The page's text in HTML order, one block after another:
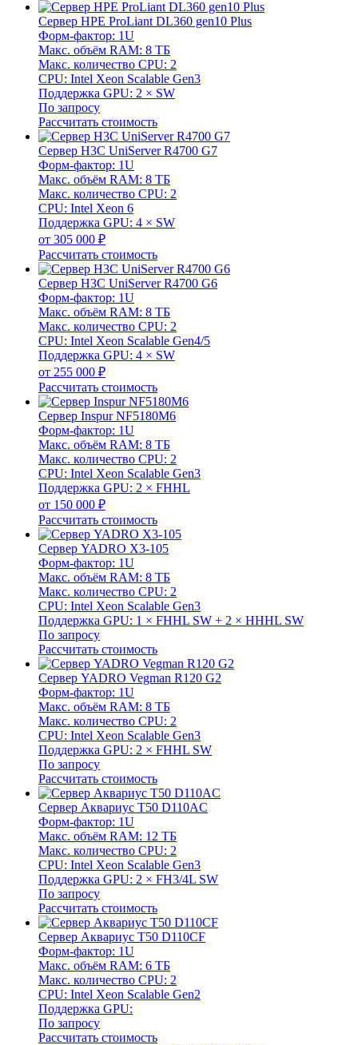
Сервер HPE ProLiant DL360 gen10 Plus
Форм-фактор: 1U
Макс. объём RAM: 8 ТБ
Макс. количество CPU: 2
CPU: Intel Xeon Scalable Gen3
Поддержка GPU: 2 × SW
По запросу
Рассчитать стоимость
Сервер H3C UniServer R4700 G7
Форм-фактор: 1U
Макс. объём RAM: 8 ТБ
Макс. количество CPU: 2
CPU: Intel Xeon 6
Поддержка GPU: 4 × SW
от 305 000 ₽
Рассчитать стоимость
Сервер H3C UniServer R4700 G6
Форм-фактор: 1U
Макс. объём RAM: 8 ТБ
Макс. количество CPU: 2
CPU: Intel Xeon Scalable Gen4/5
Поддержка GPU: 4 × SW
от 255 000 ₽
Рассчитать стоимость
Сервер Inspur NF5180M6
Форм-фактор: 1U
Макс. объём RAM: 8 ТБ
Макс. количество CPU: 2
CPU: Intel Xeon Scalable Gen3
Поддержка GPU: 2 × FHHL
от 150 000 ₽
Рассчитать стоимость
Сервер YADRO X3-105
Форм-фактор: 1U
Макс. объём RAM: 8 ТБ
Макс. количество CPU: 2
CPU: Intel Xeon Scalable Gen3
Поддержка GPU: 1 × FHHL SW + 2 × HHHL SW
По запросу
Рассчитать стоимость
Сервер YADRO Vegman R120 G2
Форм-фактор: 1U
Макс. объём RAM: 8 ТБ
Макс. количество CPU: 2
CPU: Intel Xeon Scalable Gen3
Поддержка GPU: 2 × FHHL SW
По запросу
Рассчитать стоимость
Сервер Аквариус T50 D110AC
Форм-фактор: 1U
Макс. объём RAM: 12 ТБ
Макс. количество CPU: 2
CPU: Intel Xeon Scalable Gen3
Поддержка GPU: 2 × FH3/4L SW
По запросу
Рассчитать стоимость
Сервер Аквариус T50 D110CF
Форм-фактор: 1U
Макс. объём RAM: 6 ТБ
Макс. количество CPU: 2
CPU: Intel Xeon Scalable Gen2
Поддержка GPU:
По запросу
Рассчитать стоимость